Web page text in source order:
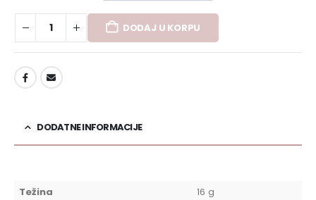
DODAJ U KORPU
DODATNE INFORMACIJE
Težina 16 g